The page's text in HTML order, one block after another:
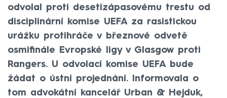
odvolal proti desetizápasovému trestu od
disciplinární komise UEFA za rasistickou
urážku protihráče v březnové odvetě
osmifinále Evropské ligy v Glasgow proti
Rangers. U odvolací komise UEFA bude
žádat o ústní projednání. Informovala o
tom advokátní kancelář Urban & Hejduk,